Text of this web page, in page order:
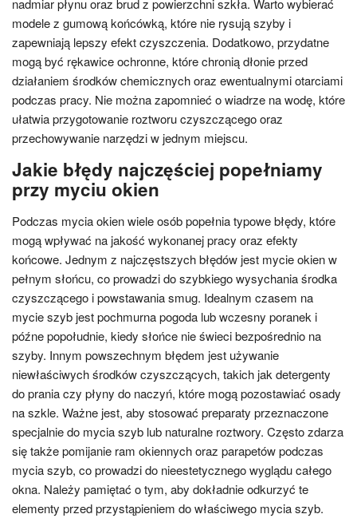
nadmiar płynu oraz brud z powierzchni szkła. Warto wybierać
modele z gumową końcówką, które nie rysują szyby i
zapewniają lepszy efekt czyszczenia. Dodatkowo, przydatne
mogą być rękawice ochronne, które chronią dłonie przed
działaniem środków chemicznych oraz ewentualnymi otarciami
podczas pracy. Nie można zapomnieć o wiadrze na wodę, które
ułatwia przygotowanie roztworu czyszczącego oraz
przechowywanie narzędzi w jednym miejscu.
Jakie błędy najczęściej popełniamy
przy myciu okien
Podczas mycia okien wiele osób popełnia typowe błędy, które
mogą wpływać na jakość wykonanej pracy oraz efekty
końcowe. Jednym z najczęstszych błędów jest mycie okien w
pełnym słońcu, co prowadzi do szybkiego wysychania środka
czyszczącego i powstawania smug. Idealnym czasem na
mycie szyb jest pochmurna pogoda lub wczesny poranek i
późne popołudnie, kiedy słońce nie świeci bezpośrednio na
szyby. Innym powszechnym błędem jest używanie
niewłaściwych środków czyszczących, takich jak detergenty
do prania czy płyny do naczyń, które mogą pozostawiać osady
na szkle. Ważne jest, aby stosować preparaty przeznaczone
specjalnie do mycia szyb lub naturalne roztwory. Często zdarza
się także pomijanie ram okiennych oraz parapetów podczas
mycia szyb, co prowadzi do nieestetycznego wyglądu całego
okna. Należy pamiętać o tym, aby dokładnie odkurzyć te
elementy przed przystąpieniem do właściwego mycia szyb.